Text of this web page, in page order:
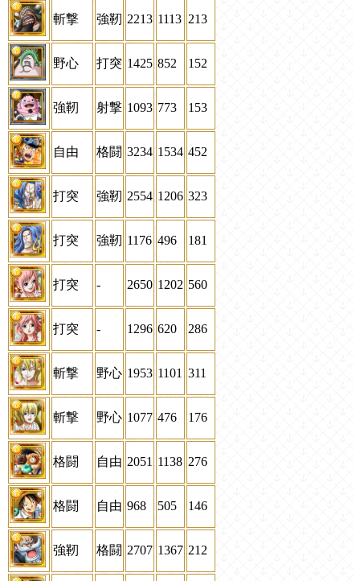
斬撃 強靭 2213 1113 213
野心 打突 1425 852 152
強靭 射撃 1093 773 153
自由 格闘 3234 1534 452
打突 強靭 2554 1206 323
打突 強靭 1176 496 181
打突 - 2650 1202 560
打突 - 1296 620 286
斬撃 野心 1953 1101 311
斬撃 野心 1077 476 176
格闘 自由 2051 1138 276
格闘 自由 968 505 146
強靭 格闘 2707 1367 212